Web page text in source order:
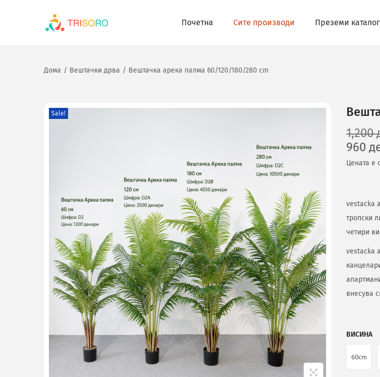
Почетна Сите производи Преземи каталог
Дома / Вештачки дрва / Вештачка арека палма 60/120/180/280 cm
Sale!
1,200
960
Цената е
vestacka
тропски
четири
vestacka
внесува
ВИСИНА
60cm